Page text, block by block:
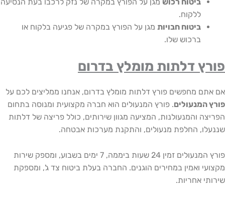
ללקוח.
ביטוח חבויותמגן על הפורץ במקרה של פגיעה בלקוח או
ברכוש שלו.
דלתות מומלץ בדרום
מחפשים פורץ דלתות מומלץ בדרום, אנחנו ממליצים לכם על
. פורץ המנעולים הוא חברה מקצועית ומנוסה בתחום
והמנעולנות, המציעה מגוון שירותים, כולל פריצה של דלתות
החלפת מנעולים, והתקנת מערכות אבטחה.
פורץ המנעולים זמין 24 שעות ביממה, 7 ימים בשבוע, ומספק שירות
ואמין במחירים הוגנים. החברה בעלת ביטוח צד ג', ומספקת
אחריות.